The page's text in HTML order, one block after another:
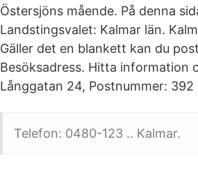
Östersjöns mående. På denna
Landstingsvalet: Kalmar län.
Gäller det en blankett kan du
Besöksadress. Hitta information
Långgatan 24, Postnummer: 392
Telefon: 0480-123 .. Kalmar.